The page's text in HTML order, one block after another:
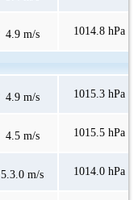
4.9 m/s 1014.8 hPa
4.9 m/s 1015.3 hPa
4.5 m/s 1015.5 hPa
5.3.0 m/s 1014.0 hPa